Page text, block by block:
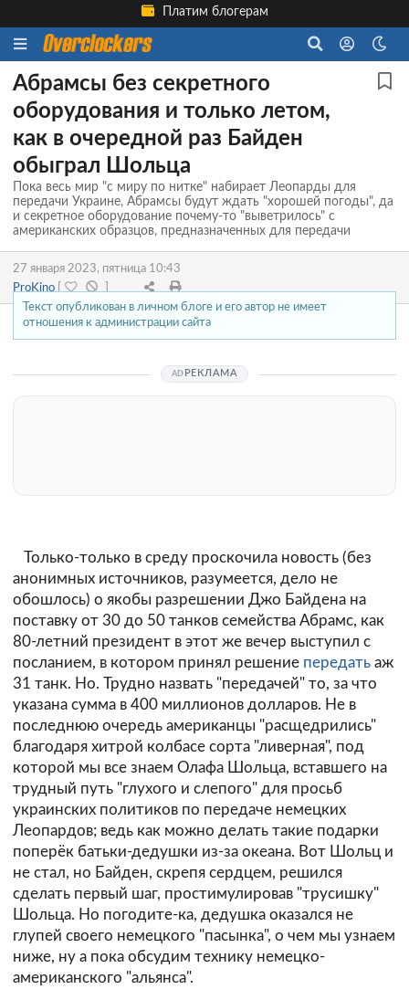
Платим блогерам
Абрамсы без секретного
оборудования и только летом,
как в очередной раз Байден
обыграл Шольца
Пока весь мир "с миру по нитке" набирает Леопарды для
передачи Украине, Абрамсы будут ждать "хорошей погоды", да
и секретное оборудование почему-то "выветрилось" с
американских образцов, предназначенных для передачи
27 января 2023, пятница 10:43
ProKino
Текст опубликован в личном блоге и его автор не имеет
отношения к администрации сайта
РЕКЛАМА
Только-только в среду проскочила новость (без
анонимных источников, разумеется, дело не
обошлось) о якобы разрешении Джо Байдена на
поставку от 30 до 50 танков семейства Абрамс, как
80-летний президент в этот же вечер выступил с
посланием, в котором принял решение передать аж
31 танк. Но. Трудно назвать "передачей" то, за что
указана сумма в 400 миллионов долларов. Не в
последнюю очередь американцы "расщедрились"
благодаря хитрой колбасе сорта "ливерная", под
которой мы все знаем Олафа Шольца, вставшего на
трудный путь "глухого и слепого" для просьб
украинских политиков по передаче немецких
Леопардов; ведь как можно делать такие подарки
поперёк батьки-дедушки из-за океана. Вот Шольц и
не стал, но Байден, скрепя сердцем, решился
сделать первый шаг, простимулировав "трусишку"
Шольца. Но погодите-ка, дедушка оказался не
глупей своего немецкого "пасынка", о чем мы узнаем
ниже, ну а пока обсудим технику немецко-
американского "альянса".